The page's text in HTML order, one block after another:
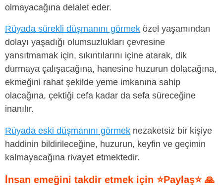
olmayacağına delalet eder.
Rüyada sürekli düşmanını görmek özel yaşamından
dolayı yaşadığı olumsuzlukları çevresine
yansıtmamak için, sıkıntılarını içine atarak, dik
durmaya çalışacağına, hanesine huzurun dolacağına,
ekmeğini rahat şekilde yeme imkanına sahip
olacağına, çektiği cefa kadar da sefa süreceğine
inanılır.
Rüyada eski düşmanını görmek nezaketsiz bir kişiye
haddinin bildirileceğine, huzurun, keyfin ve geçimin
kalmayacağına rivayet etmektedir.
İnsan emeğini takdir etmek için ⭐Paylaş⭐ 🙏